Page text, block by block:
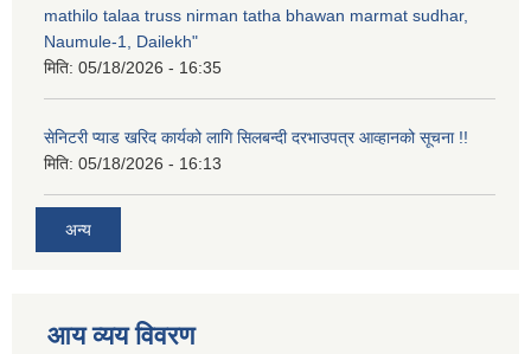
mathilo talaa truss nirman tatha bhawan marmat sudhar,
Naumule-1, Dailekh"
मिति: 05/18/2026 - 16:35
सेनिटरी प्याड खरिद कार्यको लागि सिलबन्दी दरभाउपत्र आव्हानको सूचना !!
मिति: 05/18/2026 - 16:13
अन्य
आय व्यय विवरण